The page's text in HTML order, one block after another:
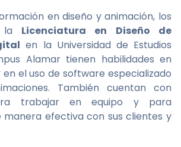
en diseño y animación, los
la Licenciatura en Diseño de
en la Universidad de Estudios
Alamar tienen habilidades en
el uso de software especializado
También cuentan con
trabajar en equipo y para
manera efectiva con sus clientes y